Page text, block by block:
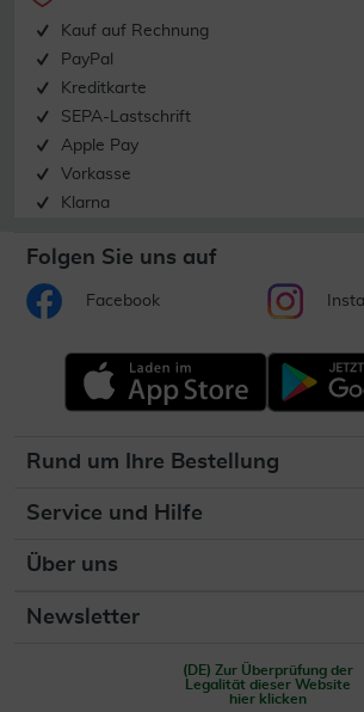
Kauf auf Rechnung
PayPal
Kreditkarte
SEPA-Lastschrift
Apple Pay
Vorkasse
Klarna
Folgen Sie uns auf
Facebook
Rund um Ihre Bestellung
Service und Hilfe
Über uns
Newsletter
(DE) Zur Überprüfung der
Legalität dieser Website
hier klicken